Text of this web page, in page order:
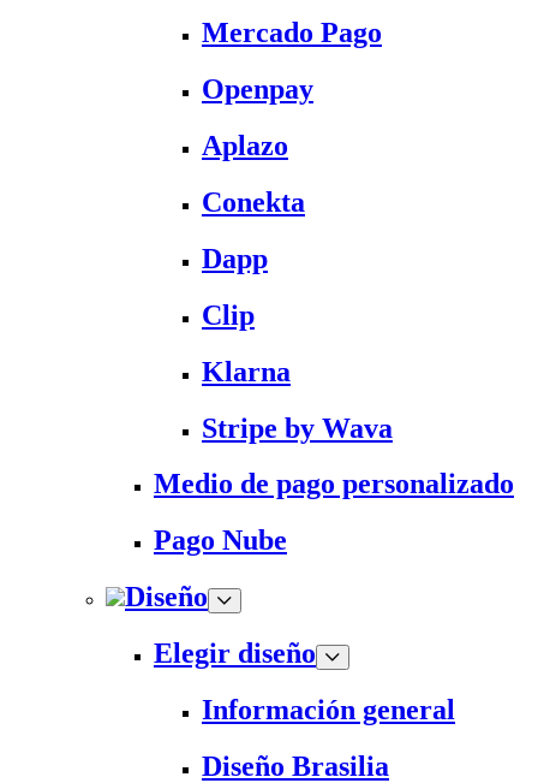
Mercado Pago
Openpay
Aplazo
Conekta
Dapp
Clip
Klarna
Stripe by Wava
Medio de pago personalizado
Pago Nube
Diseño
Elegir diseño
Información general
Diseño Brasilia